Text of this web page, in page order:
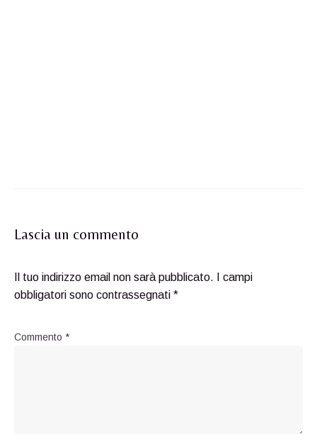
Lascia un commento
Il tuo indirizzo email non sarà pubblicato.
I campi
obbligatori sono contrassegnati *
Commento *